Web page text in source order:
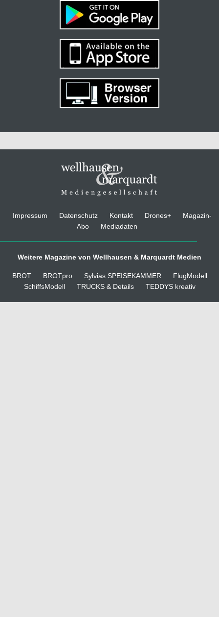
Impressum Datenschutz Kontakt Drones+
Magazin-
Abo
Mediadaten
Weitere Magazine von Wellhausen & Marquardt Medien
BROT BROTpro Sylvias SPEISEKAMMER
FlugModell
SchiffsModell
TRUCKS & Details TEDDYS kreativ